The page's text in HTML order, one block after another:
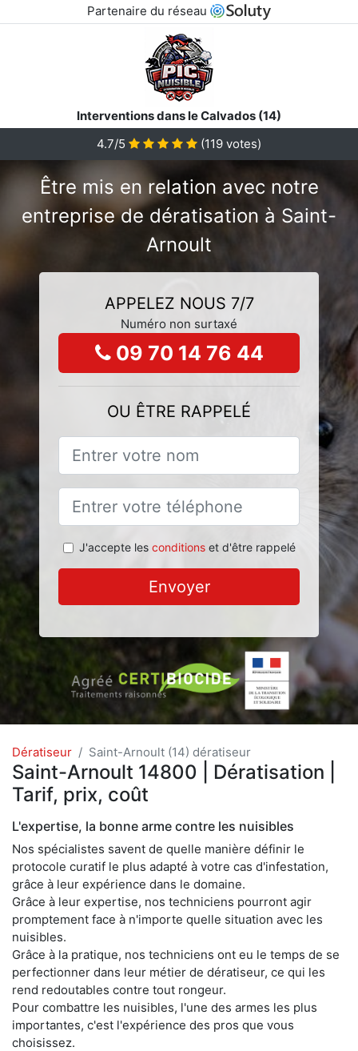
Partenaire du réseau
Interventions dans le Calvados (14)
4.7/5
(119 votes)
Être mis en relation avec notre
entreprise de dératisation à Saint-
Arnoult
APPELEZ NOUS 7/7
Numéro non surtaxé
09 70 14 76 44
OU ÊTRE RAPPELÉ
J'accepte les conditionset d'être rappelé
Envoyer
Dératiseur Saint-Arnoult (14) dératiseur
Saint-Arnoult 14800 | Dératisation |
Tarif, prix, coût
L'expertise, la bonne arme contre les nuisibles
Nos spécialistes savent de quelle manière définir le
protocole curatif le plus adapté à votre cas d'infestation,
grâce à leur expérience dans le domaine.
Grâce à leur expertise, nos techniciens pourront agir
promptement face à n'importe quelle situation avec les
nuisibles.
Grâce à la pratique, nos techniciens ont eu le temps de se
perfectionner dans leur métier de dératiseur, ce qui les
rend redoutables contre tout rongeur.
Pour combattre les nuisibles, l'une des armes les plus
importantes, c'est l'expérience des pros que vous
choisissez.